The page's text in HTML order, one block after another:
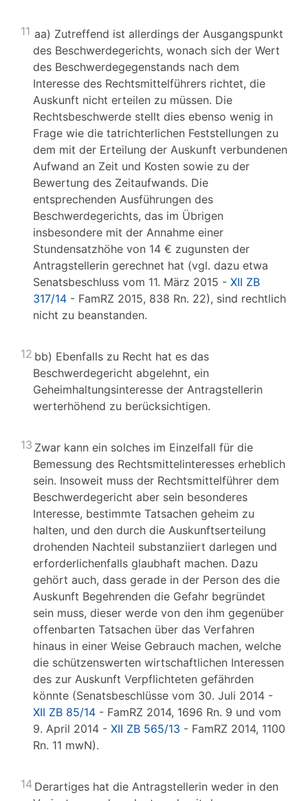
11 aa) Zutreffend ist allerdings der Ausgangspunkt
des Beschwerdegerichts, wonach sich der Wert
des Beschwerdegegenstands nach dem
Interesse des Rechtsmittelführers richtet, die
Auskunft nicht erteilen zu müssen. Die
Rechtsbeschwerde stellt dies ebenso wenig in
Frage wie die tatrichterlichen Feststellungen zu
dem mit der Erteilung der Auskunft verbundenen
Aufwand an Zeit und Kosten sowie zu der
Bewertung des Zeitaufwands. Die
entsprechenden Ausführungen des
Beschwerdegerichts, das im Übrigen
insbesondere mit der Annahme einer
Stundensatzhöhe von 14 € zugunsten der
Antragstellerin gerechnet hat (vgl. dazu etwa
Senatsbeschluss vom 11. März 2015 - XII ZB
317/14 - FamRZ 2015, 838 Rn. 22), sind rechtlich
nicht zu beanstanden.
12 bb) Ebenfalls zu Recht hat es das
Beschwerdegericht abgelehnt, ein
Geheimhaltungsinteresse der Antragstellerin
werterhöhend zu berücksichtigen.
13 Zwar kann ein solches im Einzelfall für die
Bemessung des Rechtsmittelinteresses erheblich
sein. Insoweit muss der Rechtsmittelführer dem
Beschwerdegericht aber sein besonderes
Interesse, bestimmte Tatsachen geheim zu
halten, und den durch die Auskunftserteilung
drohenden Nachteil substanziiert darlegen und
erforderlichenfalls glaubhaft machen. Dazu
gehört auch, dass gerade in der Person des die
Auskunft Begehrenden die Gefahr begründet
sein muss, dieser werde von den ihm gegenüber
offenbarten Tatsachen über das Verfahren
hinaus in einer Weise Gebrauch machen, welche
die schützenswerten wirtschaftlichen Interessen
des zur Auskunft Verpflichteten gefährden
könnte (Senatsbeschlüsse vom 30. Juli 2014 -
XII ZB 85/14 - FamRZ 2014, 1696 Rn. 9 und vom
9. April 2014 - XII ZB 565/13 - FamRZ 2014, 1100
Rn. 11 mwN).
14 Derartiges hat die Antragstellerin weder in den